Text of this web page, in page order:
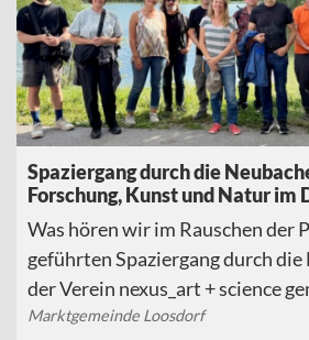
Spaziergang durch die
Forschung, Kunst und Natur im
Was hören wir im Rauschen der
geführten Spaziergang durch
der Verein nexus_art + science
Marktgemeinde Loosdorf